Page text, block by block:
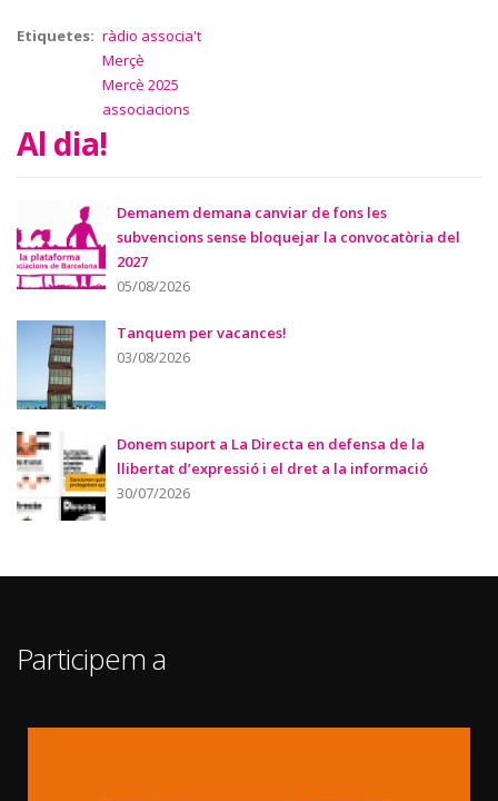
Etiquetes
ràdio associa't
Merçè
Mercè 2025
associacions
Al dia!
Demanem demana canviar de fons les
subvencions sense bloquejar la convocatòria del
2027
05/08/2026
Tanquem per vacances!
03/08/2026
Donem suport a La Directa en defensa de la
llibertat d’expressió i el dret a la informació
30/07/2026
Participem a